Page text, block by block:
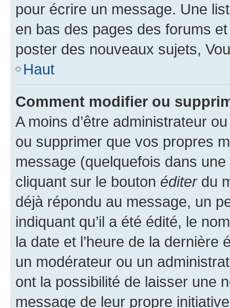
pour écrire un message. Une
en bas des pages des forums
poster des nouveaux sujets,
Haut
Comment modifier ou
A moins d’être administrateur
ou supprimer que vos propres
message (quelquefois dans
cliquant sur le bouton éditerdu
déjà répondu au message, un
indiquant qu’il a été édité, le
la date et l’heure de la dernière
un modérateur ou un
ont la possibilité de laisser une
message de leur propre